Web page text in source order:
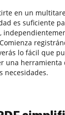
en un
es suficiente
lo fácil que
una herramienta
necesidades.